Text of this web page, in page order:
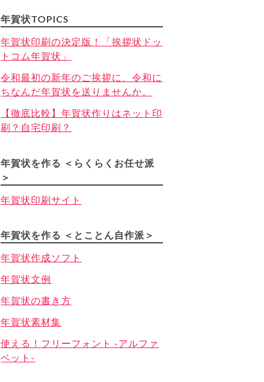
年賀状TOPICS
年賀状印刷の決定版！「挨拶状ドッ
トコム年賀状」
令和最初の新年のご挨拶に、令和に
ちなんだ年賀状を送りませんか。
【徹底比較】年賀状作りはネット印
刷？自宅印刷？
年賀状を作る ＜らくらくお任せ派
＞
年賀状印刷サイト
年賀状を作る ＜とことん自作派＞
年賀状作成ソフト
年賀状文例
年賀状の書き方
年賀状素材集
使える！フリーフォント -アルファ
ベット-